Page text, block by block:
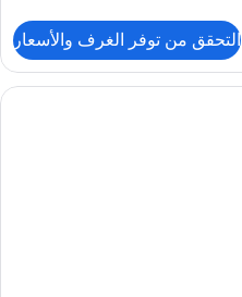
التحقق من توفر الغرف والأسعار
أغطية فراش متميزة وأسرّة بطبقة علوية